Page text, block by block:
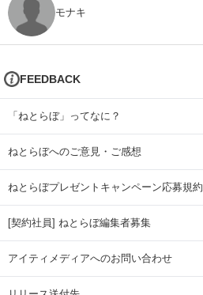
モナキ
FEEDBACK
「ねとらぼ」ってなに？
ねとらぼへのご意見・ご感想
ねとらぼプレゼントキャンペーン応募規約
[契約社員] ねとらぼ編集者募集
アイティメディアへのお問い合わせ